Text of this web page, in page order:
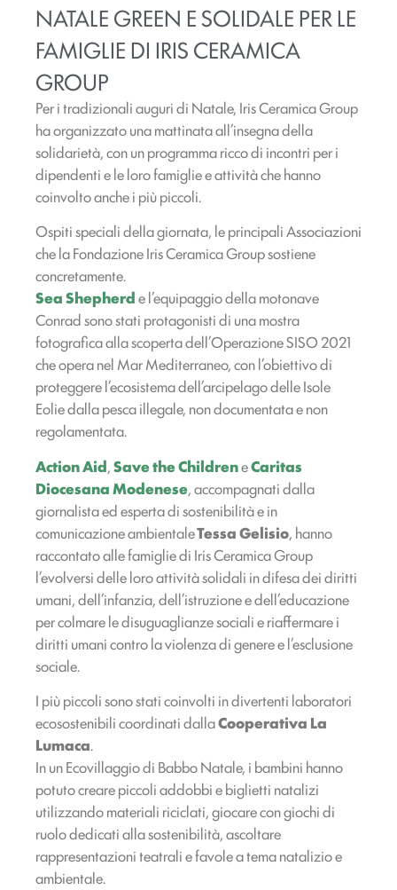
NATALE GREEN E SOLIDALE PER LE
FAMIGLIE DI IRIS CERAMICA
GROUP
Per i tradizionali auguri di Natale, Iris Ceramica Group
ha organizzato una mattinata all’insegna della
solidarietà, con un programma ricco di incontri per i
dipendenti e le loro famiglie e attività che hanno
coinvolto anche i più piccoli.
Ospiti speciali della giornata, le principali Associazioni
che la Fondazione Iris Ceramica Group sostiene
concretamente.
Sea Shepherde l’equipaggio della motonave
Conrad sono stati protagonisti di una mostra
fotografica alla scoperta dell’Operazione SISO 2021
che opera nel Mar Mediterraneo, con l’obiettivo di
proteggere l’ecosistema dell’arcipelago delle Isole
Eolie dalla pesca illegale, non documentata e non
regolamentata.
Action Aid,Save the ChildreneCaritas
Diocesana Modenese, accompagnati dalla
giornalista ed esperta di sostenibilità e in
comunicazione ambientaleTessa Gelisio, hanno
raccontato alle famiglie di Iris Ceramica Group
l’evolversi delle loro attività solidali in difesa dei diritti
umani, dell’infanzia, dell’istruzione e dell’educazione
per colmare le disuguaglianze sociali e riaffermare i
diritti umani contro la violenza di genere e l’esclusione
sociale.
I più piccoli sono stati coinvolti in divertenti laboratori
ecosostenibili coordinati dallaCooperativa La
Lumaca.
In un Ecovillaggio di Babbo Natale, i bambini hanno
potuto creare piccoli addobbi e biglietti natalizi
utilizzando materiali riciclati, giocare con giochi di
ruolo dedicati alla sostenibilità, ascoltare
rappresentazioni teatrali e favole a tema natalizio e
ambientale.